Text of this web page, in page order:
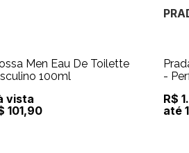
Men Eau De Toilette
100ml
vista
101,90
-
R$
até